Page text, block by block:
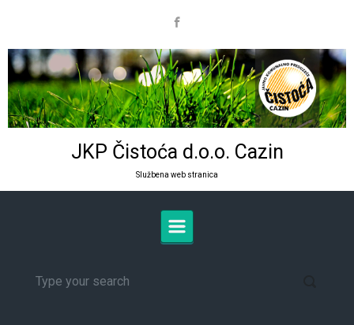
JKP Čistoća d.o.o. Cazin
Službena web stranica